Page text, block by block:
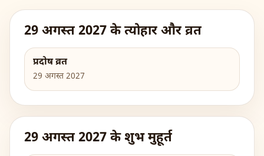
29 अगस्त 2027 के त्योहार और व्रत
प्रदोष व्रत
29 अगस्त 2027
29 अगस्त 2027 के शुभ मुहूर्त